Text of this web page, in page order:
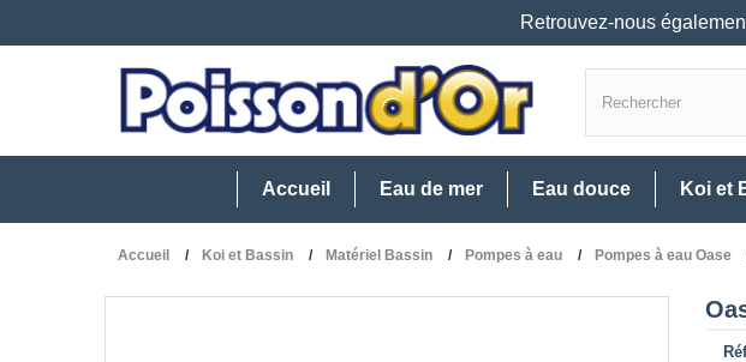
Retrouvez-nous
Accueil Eau de mer Eau douce Koi et
Accueil Koi et Bassin Matériel Bassin Pompes à eau Pompes à eau Oase